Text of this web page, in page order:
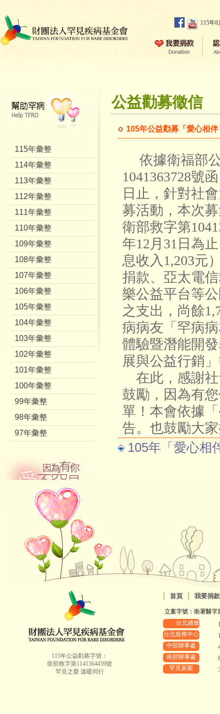
115年
公益勸募徵信
105年公益勸募「愛心相
依據衛福部
1041363728號
日止，針對社
募活動，本次
衛部救字第
年12月31日為
息收入1,203元
捐款、亞太電
樂公益平台等
之支出，尚餘
病病友「罕病
體驗暨潛能開
展與公益行銷
在此，感謝社
鼓勵，因為有
單！本會依據
告。也鼓勵大
105年「愛心相
115年彙整
114年彙整
113年彙整
112年彙整
111年彙整
110年彙整
109年彙整
108年彙整
107年彙整
106年彙整
105年彙整
104年彙整
103年彙整
102年彙整
101年彙整
100年彙整
99年彙整
98年彙整
97年彙整
115年公益勸募字號：
衛部救字第1141364459號
罕見之愛 溫暖同行
首頁 我要捐款
立案字號：衛署醫字
台北總會
台北服務中心
中部辦事處
南部辦事處
罕見家園